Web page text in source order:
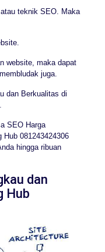
teknik SEO. Maka
website, maka dapat
juga.
dan Berkualitas di
SEO Harga
Hub 081243424306
hingga ribuan
dan
Hub